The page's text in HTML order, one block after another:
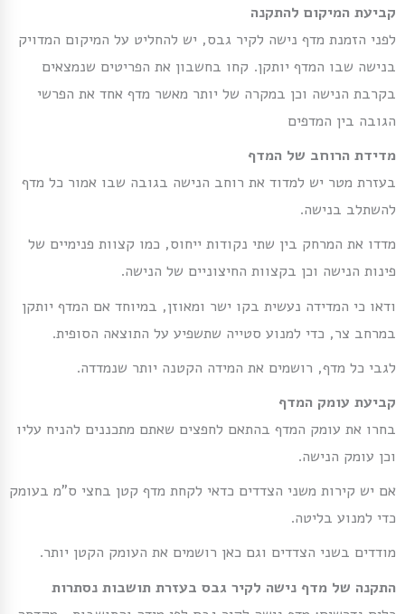
קביעת המיקום להתקנה
לפני הזמנת מדף נישה לקיר גבס, יש להחליט על המיקום המדויק
בנישה שבו המדף יותקן. קחו בחשבון את הפריטים שנמצאים
בקרבת הנישה וכן במקרה של יותר מאשר מדף אחד את הפרשי
הגובה בין המדפים
מדידת הרוחב של המדף
בעזרת מטר יש למדוד את רוחב הנישה בגובה שבו אמור כל מדף
להשתלב בנישה.
מדדו את המרחק בין שתי נקודות ייחוס, כמו קצוות פנימיים של
פינות הנישה וכן בקצוות החיצוניים של הנישה.
ודאו כי המדידה נעשית בקו ישר ומאוזן, במיוחד אם המדף יותקן
במרחב צר, כדי למנוע סטייה שתשפיע על התוצאה הסופית.
לגבי כל מדף, רושמים את המידה הקטנה יותר שנמדדה.
קביעת עומק המדף
בחרו את עומק המדף בהתאם לחפצים שאתם מתכננים להניח עליו
וכן עומק הנישה.
אם יש קירות משני הצדדים כדאי לקחת מדף קטן בחצי ס”מ בעומק
כדי למנוע בליטה.
מודדים בשני הצדדים וגם כאן רושמים את העומק הקטן יותר.
התקנה של מדף נישה לקיר גבס בעזרת תושבות נסתרות